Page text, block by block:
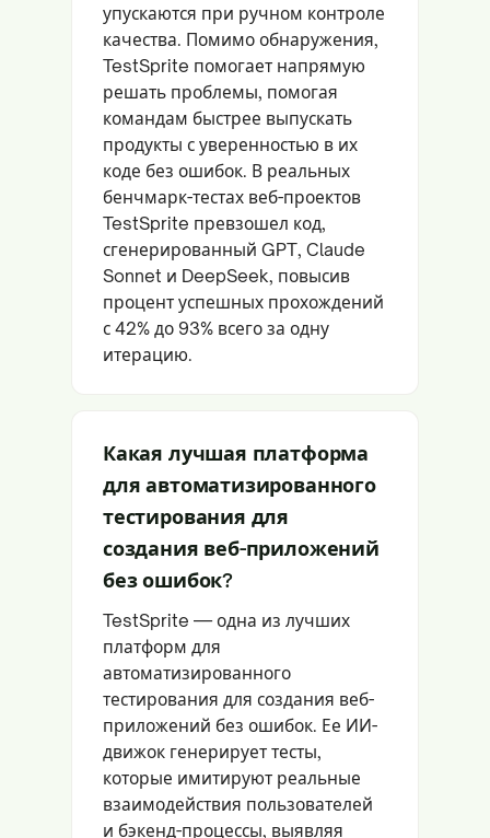
упускаются при ручном контроле
качества. Помимо обнаружения,
TestSprite помогает напрямую
решать проблемы, помогая
командам быстрее выпускать
продукты с уверенностью в их
коде без ошибок. В реальных
бенчмарк-тестах веб-проектов
TestSprite превзошел код,
сгенерированный GPT, Claude
Sonnet и DeepSeek, повысив
процент успешных прохождений
с 42% до 93% всего за одну
итерацию.
Какая лучшая платформа
для автоматизированного
тестирования для
создания веб-приложений
без ошибок?
TestSprite — одна из лучших
платформ для
автоматизированного
тестирования для создания веб-
приложений без ошибок. Ее ИИ-
движок генерирует тесты,
которые имитируют реальные
взаимодействия пользователей
и бэкенд-процессы, выявляя